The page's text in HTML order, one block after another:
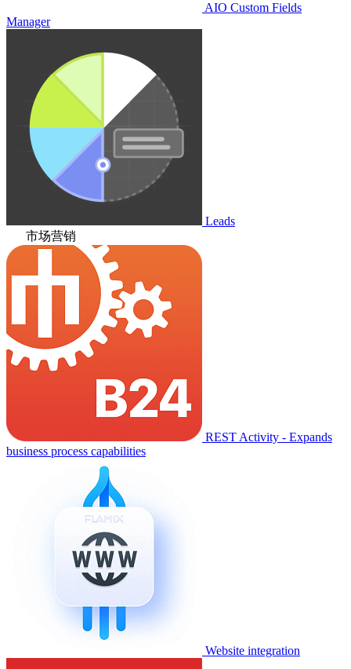
AIO Custom Fields
Manager
Leads
市场营销
REST Activity - Expands
business process capabilities
Website integration